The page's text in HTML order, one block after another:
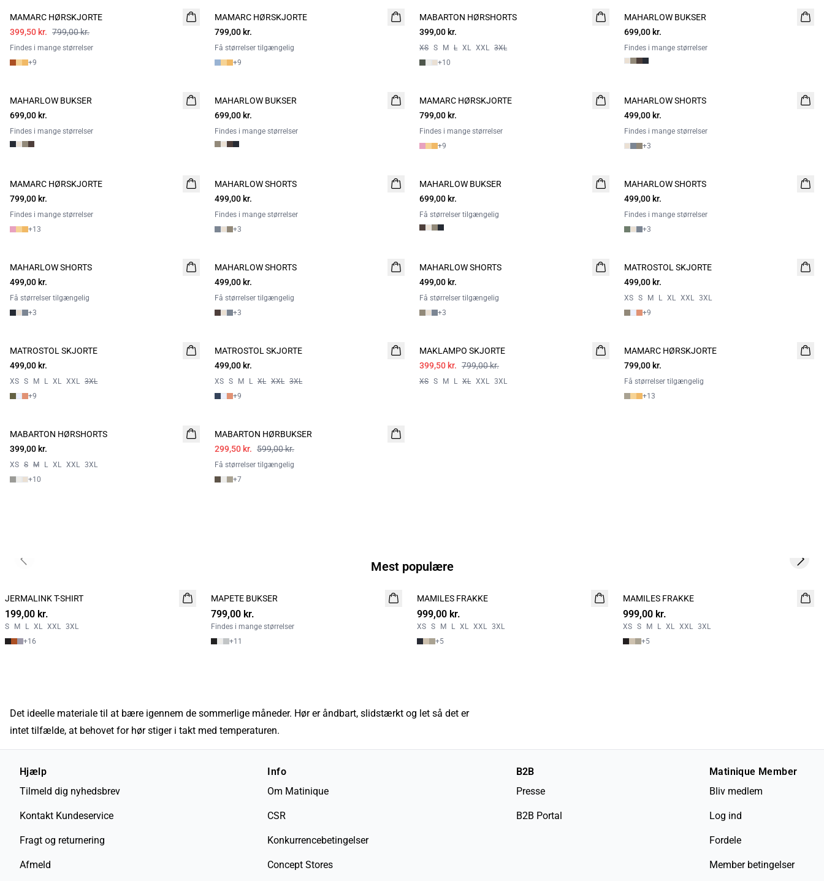
MAMARC HØRSKJORTE
399,50 kr. 799,00 kr.
Findes i mange størrelser
+9
NYHED
MAMARC HØRSKJORTE
799,00 kr.
Få størrelser tilgængelig
+9
MABARTON HØRSHORTS
399,00 kr.
XS S M L XL XXL 3XL
+10
NYHED
MAHARLOW BUKSER
699,00 kr.
Findes i mange størrelser
NYHED
MAHARLOW BUKSER
699,00 kr.
Findes i mange størrelser
NYHED
MAHARLOW BUKSER
699,00 kr.
Findes i mange størrelser
NYHED
MAMARC HØRSKJORTE
799,00 kr.
Findes i mange størrelser
+9
NYHED
2 FOR 800
MAHARLOW SHORTS
499,00 kr.
Findes i mange størrelser
+3
NYHED
MAMARC HØRSKJORTE
799,00 kr.
Findes i mange størrelser
+13
NYHED
2 FOR 800
MAHARLOW SHORTS
499,00 kr.
Findes i mange størrelser
+3
NYHED
MAHARLOW BUKSER
699,00 kr.
Få størrelser tilgængelig
NYHED
2 FOR 800
MAHARLOW SHORTS
499,00 kr.
Findes i mange størrelser
+3
NYHED
2 FOR 800
MAHARLOW SHORTS
499,00 kr.
Få størrelser tilgængelig
+3
NYHED
2 FOR 800
MAHARLOW SHORTS
499,00 kr.
Få størrelser tilgængelig
+3
NYHED
2 FOR 800
MAHARLOW SHORTS
499,00 kr.
Få størrelser tilgængelig
+3
NYHED
2 FOR 800
MATROSTOL SKJORTE
499,00 kr.
XS S M L XL XXL 3XL
+9
NYHED
2 FOR 800
MATROSTOL SKJORTE
499,00 kr.
XS S M L XL XXL 3XL
+9
NYHED
2 FOR 800
MATROSTOL SKJORTE
499,00 kr.
XS S M L XL XXL 3XL
+9
MAKLAMPO SKJORTE
399,50 kr. 799,00 kr.
XS S M L XL XXL 3XL
MAMARC HØRSKJORTE
799,00 kr.
Få størrelser tilgængelig
+13
MABARTON HØRSHORTS
399,00 kr.
XS S M L XL XXL 3XL
+10
MABARTON HØRBUKSER
299,50 kr. 599,00 kr.
Få størrelser tilgængelig
+7
Mest populære
NYHED
2 for 350
JERMALINK T-SHIRT
199,00 kr.
S M L XL XXL 3XL
+16
NYHED
MAPETE BUKSER
799,00 kr.
Findes i mange størrelser
+11
NYHED
MAMILES FRAKKE
999,00 kr.
XS S M L XL XXL 3XL
+5
NYHED
MAMILES FRAKKE
999,00 kr.
XS S M L XL XXL 3XL
+5
Previous slide Next
Det ideelle materiale til at bære igennem de sommerlige måneder. Hør er åndbart, slidstærkt og let så det er
intet tilfælde, at behovet for hør stiger i takt med temperaturen.
Hjælp
Tilmeld dig nyhedsbrev
Kontakt Kundeservice
Fragt og returnering
Afmeld
Info
Om Matinique
CSR
Konkurrencebetingelser
Concept Stores
B2B
Presse
B2B Portal
Matinique Member
Bliv medlem
Log ind
Fordele
Member betingelser